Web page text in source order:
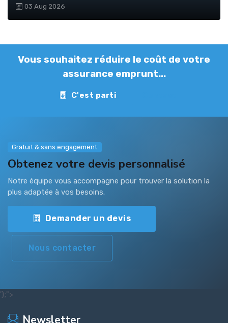
03 Aug 2026
Vous souhaitez réduire le coût de votre
assurance emprunt...
C'est parti
Gratuit & sans engagement
Obtenez votre devis personnalisé
Notre équipe vous accompagne pour trouver la solution la
plus adaptée à vos besoins.
Demander un devis
Nous contacter
');">
Newsletter